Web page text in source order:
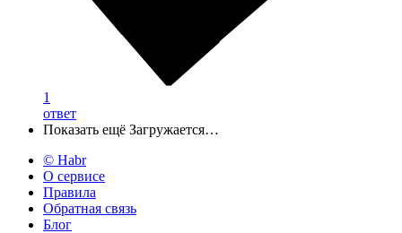
1
ответ
Показать ещё Загружается…
© Habr
О сервисе
Правила
Обратная связь
Блог